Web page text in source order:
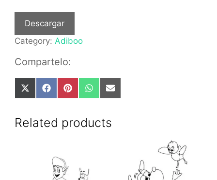
Descargar
Category: Adiboo
Compartelo:
Share
on
(Twitter)
Share
on
Share
on
Share
on
Share
on
Related products